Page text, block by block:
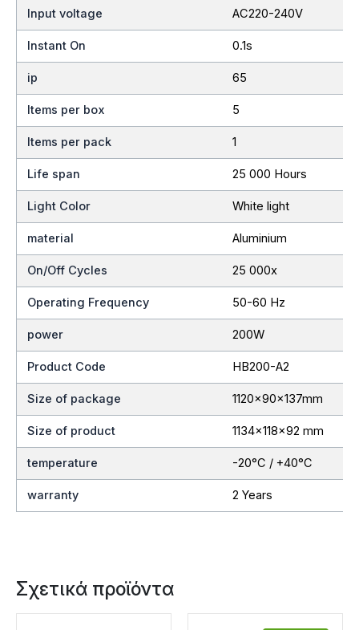
Input voltage AC220-240V
Instant On 0.1s
ip 65
Items per box 5
Items per pack 1
Life span 25 000 Hours
Light Color White light
material Aluminium
On/Off Cycles 25 000x
Operating Frequency 50-60 Hz
power 200W
Product Code HB200-A2
Size of package 1120x90x137mm
Size of product 1134x118x92 mm
temperature -20°C / +40°C
warranty 2 Years
Σχετικά προϊόντα